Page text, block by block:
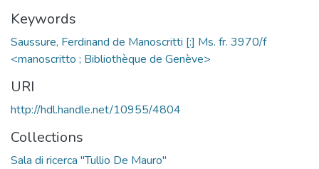
Keywords
Saussure, Ferdinand de Manoscritti [:] Ms. fr. 3970/f
<manoscritto ; Bibliothèque de Genève>
URI
http://hdl.handle.net/10955/4804
Collections
Sala di ricerca "Tullio De Mauro"